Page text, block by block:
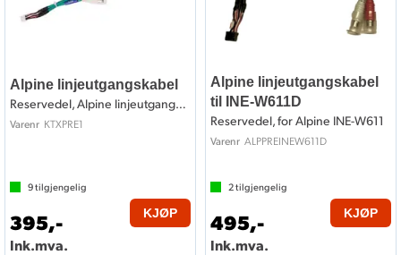
Alpine linjeutgangskabel
Reservedel, Alpine linjeutgangskabel
Varenr KTXPRE1
9tilgjengelig
395,-
Ink.mva.
KJØP
Alpine linjeutgangskabel
til INE-W611D
Reservedel, for Alpine INE-W611
Varenr ALPPREINEW611D
2tilgjengelig
495,-
Ink.mva.
KJØP